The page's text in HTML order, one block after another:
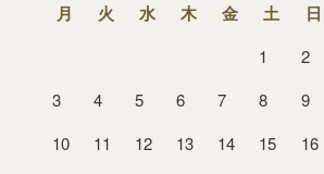
月 火 水 木 金 土 日
1
2
3
4 5 6 7 8
9
10
11 12 13 14 15
16